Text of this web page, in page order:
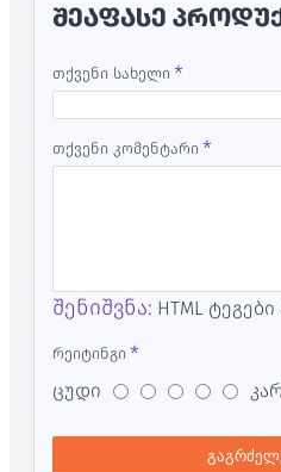
ᲨᲔᲐᲤᲐᲡᲔ
თქვენი სახელი
თქვენი კომენტარი
შენიშვნა: HTML
რეიტინგი
ცუდი